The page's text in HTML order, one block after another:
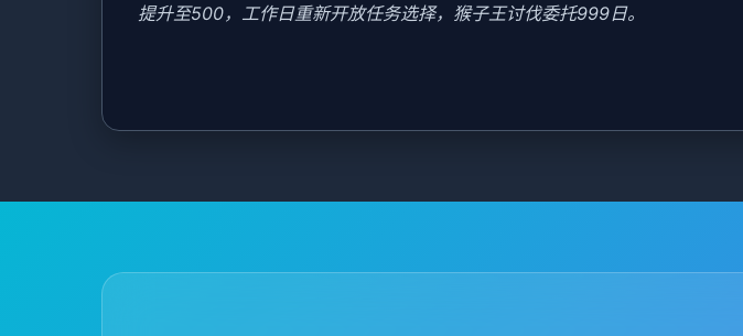
提升至500，工作日重新开放任务选择，猴子王讨伐委托999日。